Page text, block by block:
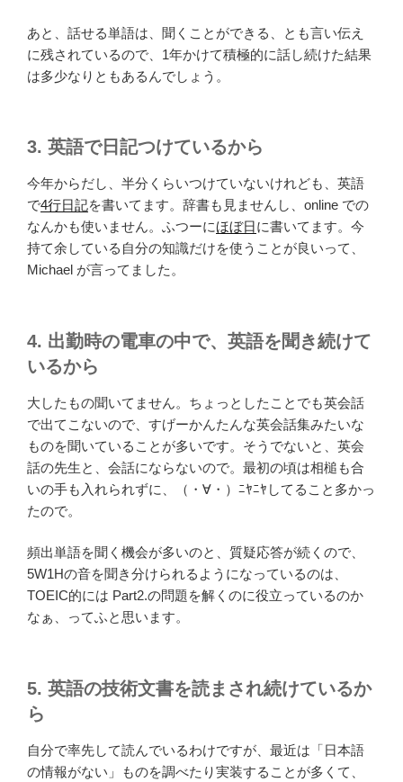
あと、話せる単語は、聞くことができる、とも言い伝え
に残されているので、1年かけて積極的に話し続けた結果
は多少なりともあるんでしょう。
3. 英語で日記つけているから
今年からだし、半分くらいつけていないけれども、英語
で4行日記を書いてます。辞書も見ませんし、online での
なんかも使いません。ふつーにほぼ日に書いてます。今
持て余している自分の知識だけを使うことが良いって、
Michael が言ってました。
4. 出勤時の電車の中で、英語を聞き続けて
いるから
大したもの聞いてません。ちょっとしたことでも英会話
で出てこないので、すげーかんたんな英会話集みたいな
ものを聞いていることが多いです。そうでないと、英会
話の先生と、会話にならないので。最初の頃は相槌も合
いの手も入れられずに、（・∀・）ﾆﾔﾆﾔしてること多かっ
たので。
頻出単語を聞く機会が多いのと、質疑応答が続くので、
5W1Hの音を聞き分けられるようになっているのは、
TOEIC的には Part2.の問題を解くのに役立っているのか
なぁ、ってふと思います。
5. 英語の技術文書を読まされ続けているか
ら
自分で率先して読んでいるわけですが、最近は「日本語
の情報がない」ものを調べたり実装することが多くて、